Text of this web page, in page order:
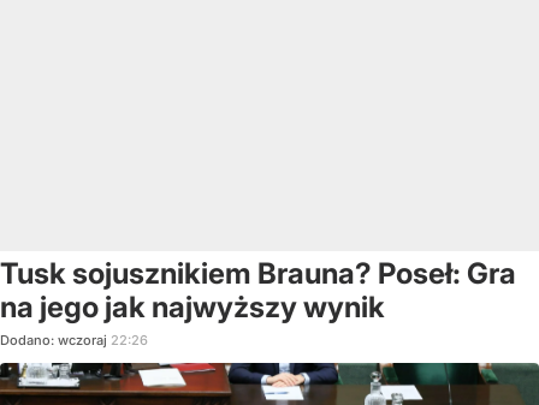
Tusk sojusznikiem Brauna? Poseł: Gra
na jego jak najwyższy wynik
Dodano: wczoraj 22:26